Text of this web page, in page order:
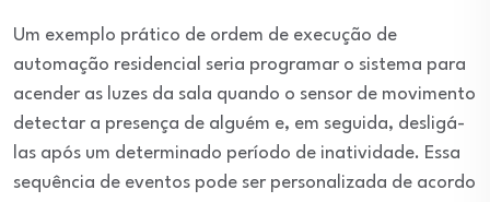
Um exemplo prático de ordem de execução de
automação residencial seria programar o sistema para
acender as luzes da sala quando o sensor de movimento
detectar a presença de alguém e, em seguida, desligá-
las após um determinado período de inatividade. Essa
sequência de eventos pode ser personalizada de acordo